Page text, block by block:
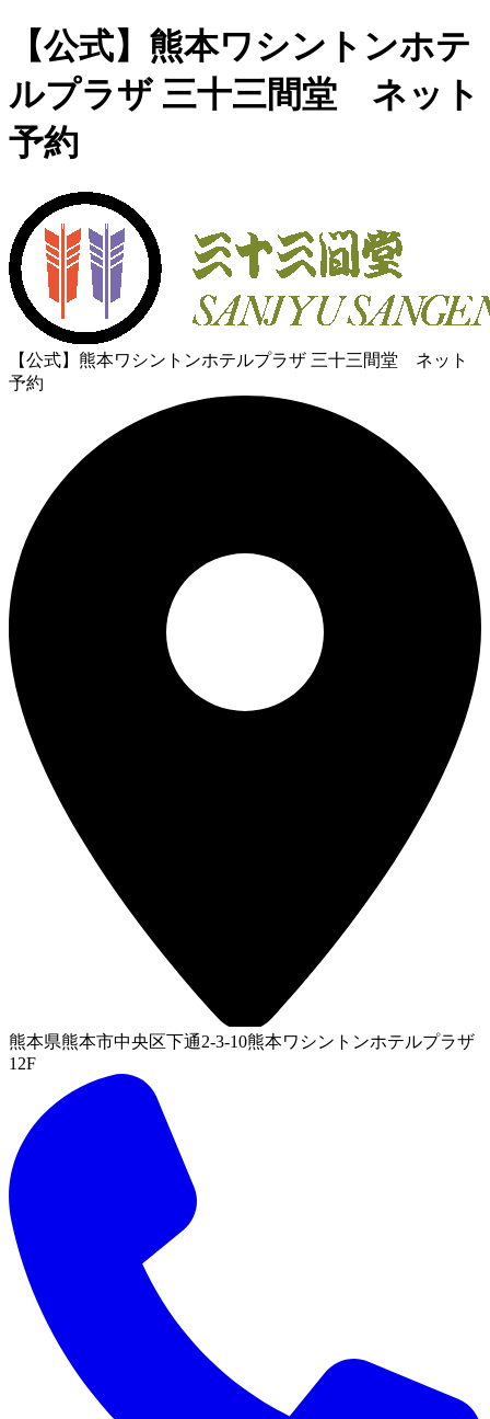
【公式】熊本ワシントンホテ
ルプラザ 三十三間堂 ネット
予約
【公式】熊本ワシントンホテルプラザ 三十三間堂 ネット
予約
熊本県熊本市中央区下通2-3-10熊本ワシントンホテルプラザ
12F